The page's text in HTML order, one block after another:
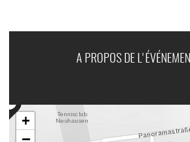
A PROPOS DE L'ÉVÉNEMENT
+